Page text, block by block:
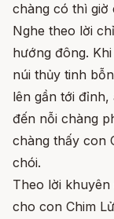
chàng có thì giờ
Nghe theo lời
hướng đông.
núi thủy tinh
lên gần tới
đến nỗi chàng
chàng thấy con
chói.
Theo lời khuyên
cho con Chim